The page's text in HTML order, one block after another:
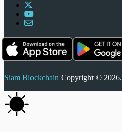
Siam Blockchain Copyright © 2026.